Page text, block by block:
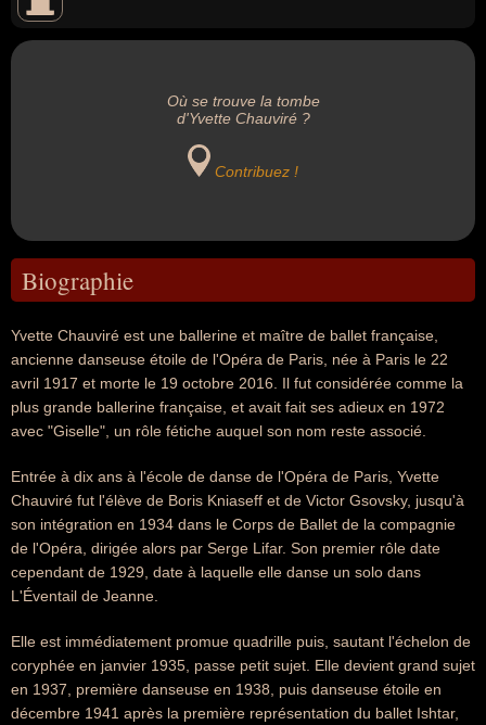
Où se trouve la tombe
d'Yvette Chauviré ?
Contribuez !
Biographie
Yvette Chauviré est une ballerine et maître de ballet française,
ancienne danseuse étoile de l'Opéra de Paris, née à Paris le 22
avril 1917 et morte le 19 octobre 2016. Il fut considérée comme la
plus grande ballerine française, et avait fait ses adieux en 1972
avec "Giselle", un rôle fétiche auquel son nom reste associé.
Entrée à dix ans à l'école de danse de l'Opéra de Paris, Yvette
Chauviré fut l'élève de Boris Kniaseff et de Victor Gsovsky, jusqu'à
son intégration en 1934 dans le Corps de Ballet de la compagnie
de l'Opéra, dirigée alors par Serge Lifar. Son premier rôle date
cependant de 1929, date à laquelle elle danse un solo dans
L'Éventail de Jeanne.
Elle est immédiatement promue quadrille puis, sautant l'échelon de
coryphée en janvier 1935, passe petit sujet. Elle devient grand sujet
en 1937, première danseuse en 1938, puis danseuse étoile en
décembre 1941 après la première représentation du ballet Ishtar,